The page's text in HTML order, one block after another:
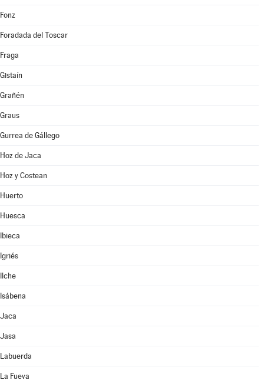
Fonz
Foradada del Toscar
Fraga
Gistaín
Grañén
Graus
Gurrea de Gállego
Hoz de Jaca
Hoz y Costean
Huerto
Huesca
Ibieca
Igriés
Ilche
Isábena
Jaca
Jasa
Labuerda
La Fueva